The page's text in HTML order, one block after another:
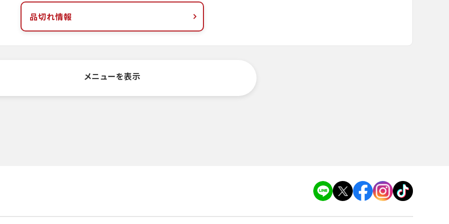
品切れ情報
メニューを表示